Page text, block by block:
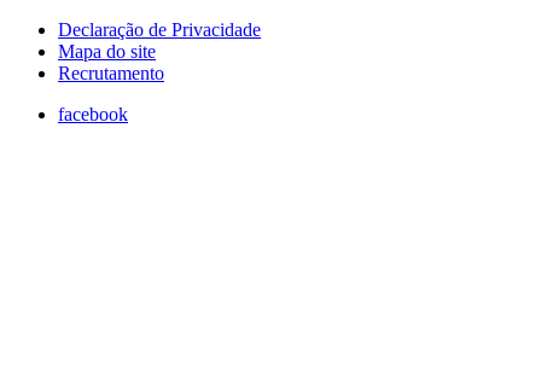
Declaração de Privacidade
Mapa do site
Recrutamento
facebook